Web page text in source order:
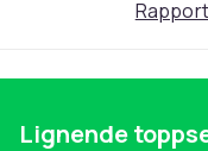
Lignende